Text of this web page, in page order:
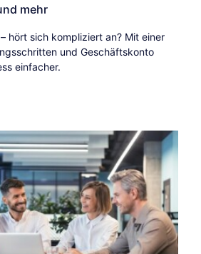
mehr
hört sich kompliziert an? Mit einer
und Geschäftskonto
einfacher.